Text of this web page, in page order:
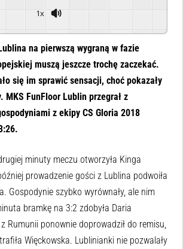
1x
na pierwszą wygraną w fazie
muszą jeszcze trochę zaczekać.
się im sprawić sensacji, choć pokazały
MKS FunFloor Lublin przegrał z
z ekipy CS Gloria 2018
minuty meczu otworzyła Kinga
prowadzenie gości z Lublina podwoiła
Gospodynie szybko wyrównały, ale nim
bramkę na 3:2 zdobyła Daria
Rumunii ponownie doprowadził do remisu,
Więckowska. Lublinianki nie pozwalały